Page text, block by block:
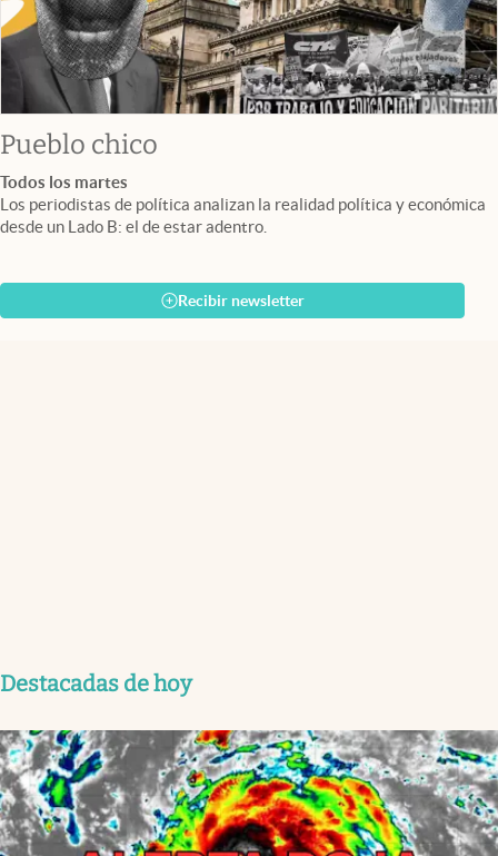
Pueblo chico
Todos los martes
Los periodistas de política analizan la realidad política y económica
desde un Lado B: el de estar adentro.
Recibir newsletter
Destacadas de hoy